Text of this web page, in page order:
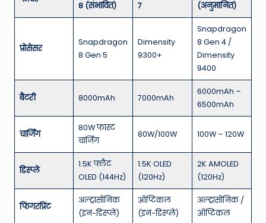
8 (संभावित)
7
(अनुमानित)
प्रोसेसर
Snapdragon
8 Gen 5
Dimensity
9300+
Snapdragon
8 Gen 4 /
Dimensity
9400
बैटरी 8000mAh 7000mAh
6000mAh –
6500mAh
चार्जिंग
80W फास्ट
चार्जिंग
80W/100W 100W – 120W
डिस्प्ले
1.5K फ्लैट
OLED (144Hz)
1.5K OLED
(120Hz)
2K AMOLED
(120Hz)
फिंगरप्रिंट
अल्ट्रासोनिक
(इन-डिस्प्ले)
ऑप्टिकल
(इन-डिस्प्ले)
अल्ट्रासोनिक /
ऑप्टिकल